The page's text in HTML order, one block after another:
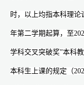
时，以上均指本科理论
年第二学期起算，至
学科交叉突破奖”本科
本科生上课的规定（